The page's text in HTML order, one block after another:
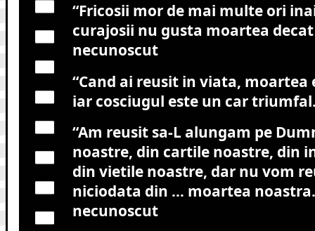
“Fricosii mor de mai multe ori
curajosii nu gusta moartea decat
necunoscut
“Cand ai reusit in viata, moartea
iar cosciugul este un car
“Am reusit sa-L alungam pe
noastre, din cartile noastre, din
din vietile noastre, dar nu vom
niciodata din … moartea
necunoscut